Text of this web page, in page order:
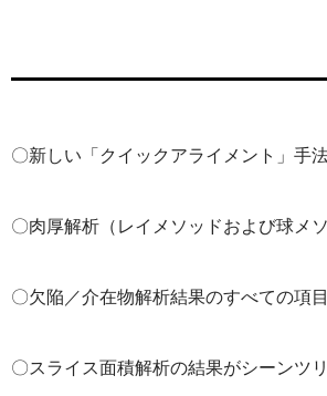
〇新しい「クイックアライメント」手
〇肉厚解析（レイメソッドおよび球メ
〇欠陥／介在物解析結果のすべての項
〇スライス面積解析の結果がシーンツ